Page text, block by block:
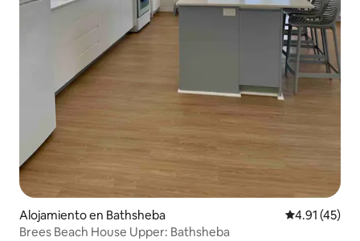
Alojamiento en Bathsheba Calificación
4.91 (45)
Brees Beach House Upper: Bathsheba